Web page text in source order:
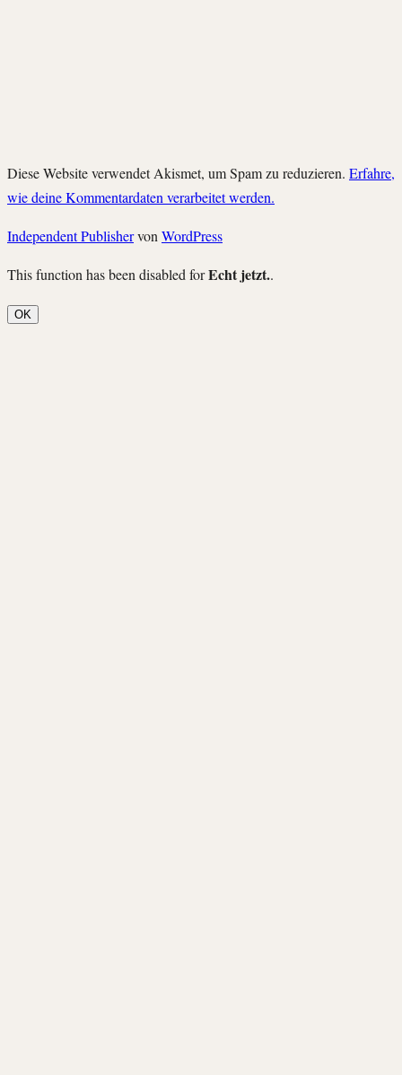
Diese Website verwendet Akismet, um Spam zu reduzieren. Erfahre,
wie deine Kommentardaten verarbeitet werden.
Independent Publishervon WordPress
This function has been disabled forEcht jetzt..
OK